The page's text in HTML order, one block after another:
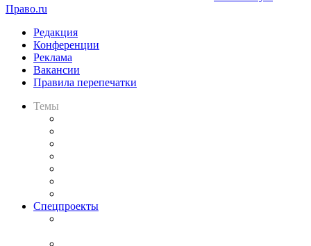
Право.ru
Редакция
Конференции
Реклама
Вакансии
Правила перепечатки
Темы
Спецпроекты